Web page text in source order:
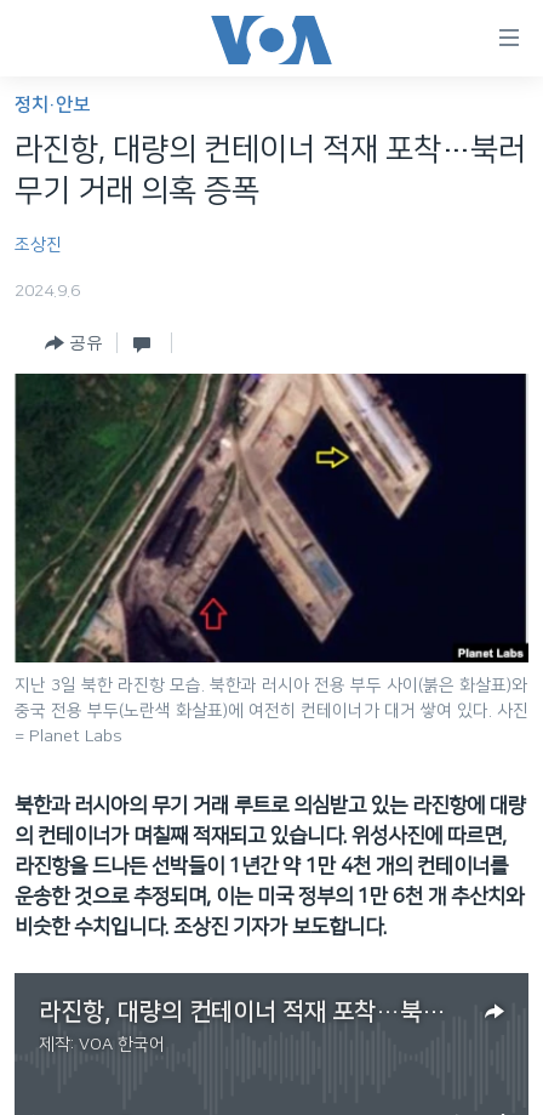
가
능
링
인
션
으
로
동
검
색
으
로
세계
라디오
프로그램
주파수 안내
언어 선택
정치·안보
라진항, 대량의 컨테이너 적재 포착…북러
무기 거래 의혹 증폭
조상진
2024.9.6
공유
지난 3일 북한 라진항 모습. 북한과 러시아 전용 부두 사이(붉은 화살표)와
중국 전용 부두(노란색 화살표)에 여전히 컨테이너가 대거 쌓여 있다. 사진
= Planet Labs
북한과 러시아의 무기 거래 루트로 의심받고 있는 라진항에 대량
의 컨테이너가 며칠째 적재되고 있습니다. 위성사진에 따르면,
라진항을 드나든 선박들이 1년간 약 1만 4천 개의 컨테이너를
운송한 것으로 추정되며, 이는 미국 정부의 1만 6천 개 추산치와
비슷한 수치입니다. 조상진 기자가 보도합니다.
라진항, 대량의 컨테이너 적재 포착…북러 무기 거래 의혹 증폭
제작: VOA 한국어
No media source currently available